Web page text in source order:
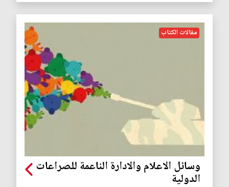
مقالات الكتاب
وسائل الاعلام والادارة الناعمة للصراعات
الدولية